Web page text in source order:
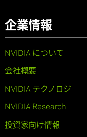
企業情報
NVIDIA について
会社概要
NVIDIA テクノロジ
NVIDIA Research
投資家向け情報